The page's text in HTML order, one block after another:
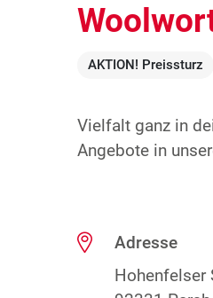
AKTION! Preissturz
Vielfalt ganz in
Angebote in
Adresse
Hohenfelser